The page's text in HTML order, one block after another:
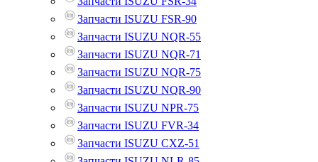
Запчасти ISUZU FSR-90
Запчасти ISUZU NQR-55
Запчасти ISUZU NQR-71
Запчасти ISUZU NQR-75
Запчасти ISUZU NQR-90
Запчасти ISUZU NPR-75
Запчасти ISUZU FVR-34
Запчасти ISUZU CXZ-51